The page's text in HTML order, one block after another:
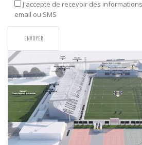
J'accepte de recevoir des
email ou SMS